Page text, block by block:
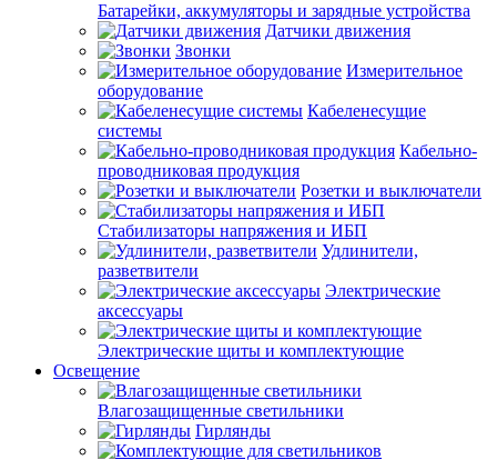
Батарейки, аккумуляторы и зарядные устройства
Датчики движения
Звонки
Измерительное
оборудование
Кабеленесущие
системы
Кабельно-
проводниковая продукция
Розетки и выключатели
Стабилизаторы напряжения и ИБП
Удлинители,
разветвители
Электрические
аксессуары
Электрические щиты и комплектующие
Освещение
Влагозащищенные светильники
Гирлянды